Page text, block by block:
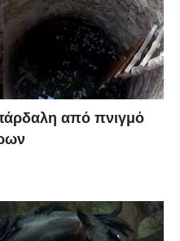
από πνιγμό